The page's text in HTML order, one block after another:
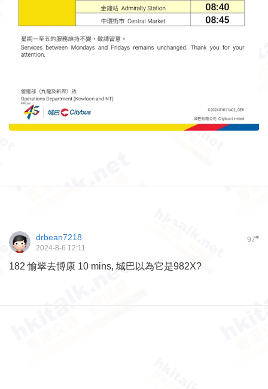
97#
drbean7218
2024-8-6 12:11
182 愉翠去博康 10 mins, 城巴以為它是982X?